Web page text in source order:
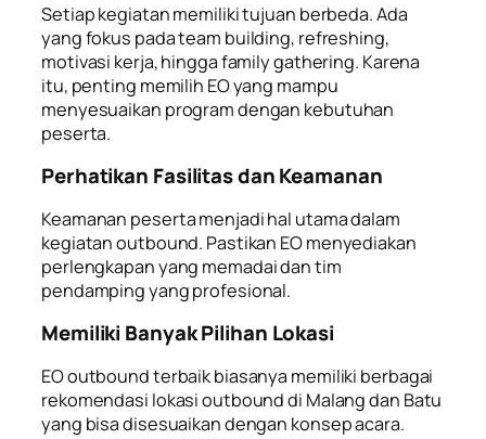
Setiap kegiatan memiliki tujuan berbeda. Ada
yang fokus pada team building, refreshing,
motivasi kerja, hingga family gathering. Karena
itu, penting memilih EO yang mampu
menyesuaikan program dengan kebutuhan
peserta.
Perhatikan Fasilitas dan Keamanan
Keamanan peserta menjadi hal utama dalam
kegiatan outbound. Pastikan EO menyediakan
perlengkapan yang memadai dan tim
pendamping yang profesional.
Memiliki Banyak Pilihan Lokasi
EO outbound terbaik biasanya memiliki berbagai
rekomendasi lokasi outbound di Malang dan Batu
yang bisa disesuaikan dengan konsep acara.